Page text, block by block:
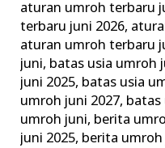
aturan umroh terbaru
terbaru juni 2026,
aturan umroh terbaru
juni, batas usia umroh
juni 2025, batas usia
umroh juni 2027, batas
umroh juni, berita
juni 2025, berita umroh